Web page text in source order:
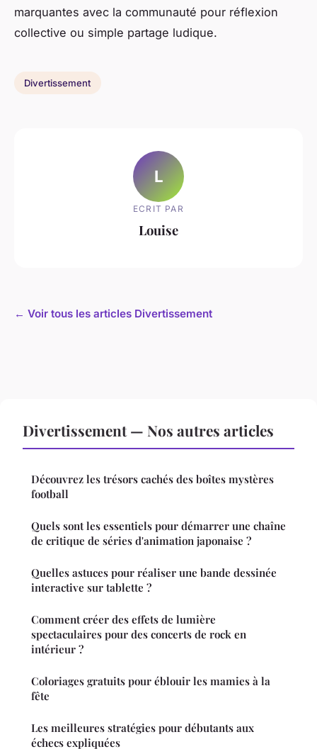
marquantes avec la communauté pour réflexion
collective ou simple partage ludique.
Divertissement
L
ECRIT PAR
Louise
← Voir tous les articles Divertissement
Divertissement — Nos autres articles
Découvrez les trésors cachés des boîtes mystères
football
Quels sont les essentiels pour démarrer une chaîne
de critique de séries d'animation japonaise ?
Quelles astuces pour réaliser une bande dessinée
interactive sur tablette ?
Comment créer des effets de lumière
spectaculaires pour des concerts de rock en
intérieur ?
Coloriages gratuits pour éblouir les mamies à la
fête
Les meilleures stratégies pour débutants aux
échecs expliquées